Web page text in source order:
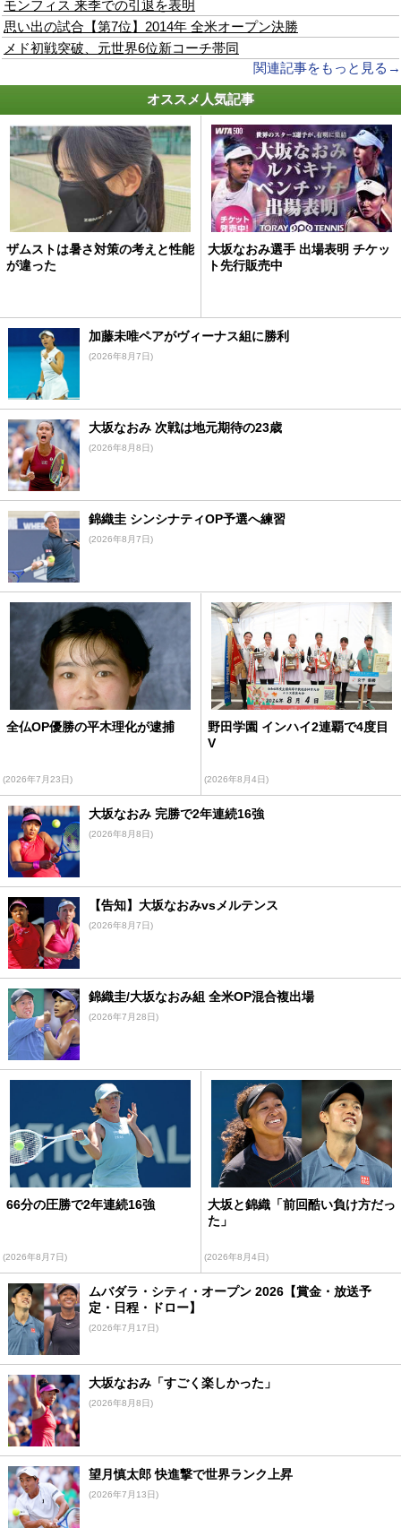
モンフィス 来季での引退を表明
思い出の試合【第7位】2014年 全米オープン決勝
メド初戦突破、元世界6位新コーチ帯同
関連記事をもっと見る→
オススメ人気記事
ザムストは暑さ対策の考えと性能
が違った
大坂なおみ選手 出場表明 チケッ
ト先行販売中
加藤未唯ペアがヴィーナス組に勝利
(2026年8月7日)
大坂なおみ 次戦は地元期待の23歳
(2026年8月8日)
錦織圭 シンシナティOP予選へ練習
(2026年8月7日)
全仏OP優勝の平木理化が逮捕
(2026年7月23日)
野田学園 インハイ2連覇で4度目
V
(2026年8月4日)
大坂なおみ 完勝で2年連続16強
(2026年8月8日)
【告知】大坂なおみvsメルテンス
(2026年8月7日)
錦織圭/大坂なおみ組 全米OP混合複出場
(2026年7月28日)
66分の圧勝で2年連続16強
(2026年8月7日)
大坂と錦織「前回酷い負け方だっ
た」
(2026年8月4日)
ムバダラ・シティ・オープン 2026【賞金・放送予
定・日程・ドロー】
(2026年7月17日)
大坂なおみ「すごく楽しかった」
(2026年8月8日)
望月慎太郎 快進撃で世界ランク上昇
(2026年7月13日)